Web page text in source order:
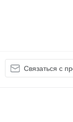
Связаться с